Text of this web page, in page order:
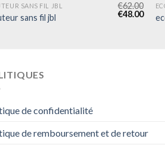
SANS FIL JBL
sans fil jbl
€62.00
€48.00
de confidentialité
de remboursement et de retour